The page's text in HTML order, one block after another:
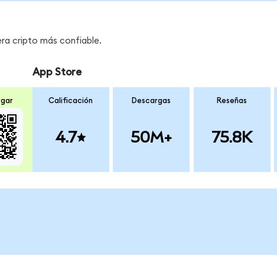
cripto más confiable.
App Store
Calificación
4.7
Descargas
50M+
Reseñas
75.8K